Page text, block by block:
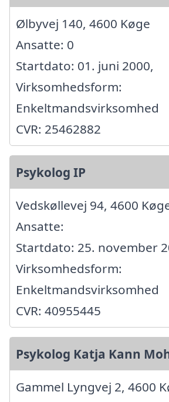
Ølbyvej 140, 4600 Køge
Ansatte: 0
Startdato: 01. juni 2000,
Virksomhedsform:
Enkeltmandsvirksomhed
CVR: 25462882
Psykolog IP
Vedskøllevej 94, 4600
Ansatte:
Startdato: 25. november
Virksomhedsform:
Enkeltmandsvirksomhed
CVR: 40955445
Psykolog Katja Kann
Gammel Lyngvej 2, 4600